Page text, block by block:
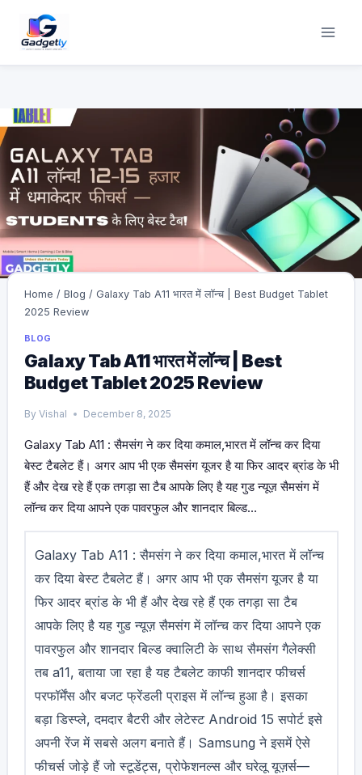
content
Home / Blog / Galaxy Tab A11 भारत में लॉन्च | Best Budget Tablet
2025 Review
BLOG
Galaxy Tab A11 भारत में लॉन्च | Best
Budget Tablet 2025 Review
By Vishal December 8, 2025
Galaxy Tab A11 : सैमसंग ने कर दिया कमाल,भारत में लॉन्च कर दिया
बेस्ट टैबलेट हैं। अगर आप भी एक सैमसंग यूजर है या फिर आदर ब्रांड के भी
हैं और देख रहे हैं एक तगड़ा सा टैब आपके लिए है यह गुड न्यूज़ सैमसंग में
लॉन्च कर दिया आपने एक पावरफुल और शानदार बिल्ड…
Galaxy Tab A11 : सैमसंग ने कर दिया कमाल,भारत में लॉन्च
कर दिया बेस्ट टैबलेट हैं। अगर आप भी एक सैमसंग यूजर है या
फिर आदर ब्रांड के भी हैं और देख रहे हैं एक तगड़ा सा टैब
आपके लिए है यह गुड न्यूज़ सैमसंग में लॉन्च कर दिया आपने एक
पावरफुल और शानदार बिल्ड क्वालिटी के साथ सैमसंग गैलेक्सी
तब a11, बताया जा रहा है यह टैबलेट काफी शानदार फीचर्स
परफॉर्मेंस और बजट फ्रेंडली प्राइस में लॉन्च हुआ है। इसका
बड़ा डिस्प्ले, दमदार बैटरी और लेटेस्ट Android 15 सपोर्ट इसे
अपनी रेंज में सबसे अलग बनाते हैं। Samsung ने इसमें ऐसे
फीचर्स जोड़े हैं जो स्टूडेंट्स, प्रोफेशनल्स और घरेलू यूज़र्स—